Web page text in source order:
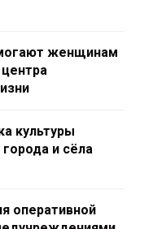
женщинам
культуры
и сёла
оперативной